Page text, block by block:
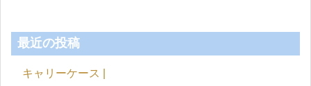
最近の投稿
キャリーケース |